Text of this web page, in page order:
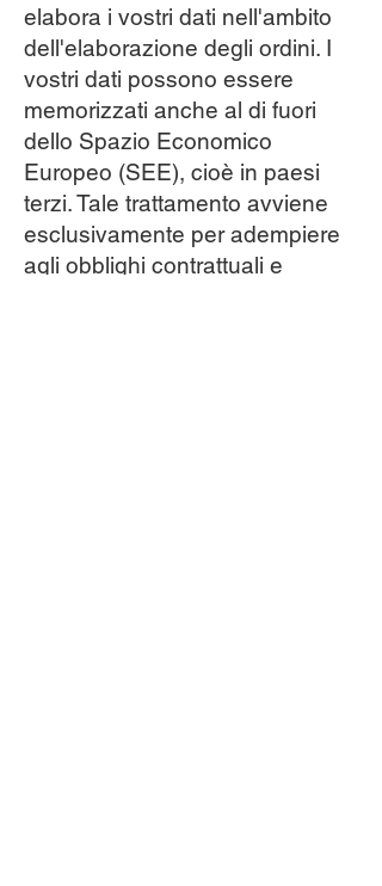
elabora i vostri dati nell'ambito
dell'elaborazione degli ordini. I
vostri dati possono essere
memorizzati anche al di fuori
dello Spazio Economico
Europeo (SEE), cioè in paesi
terzi. Tale trattamento avviene
esclusivamente per adempiere
agli obblighi contrattuali e